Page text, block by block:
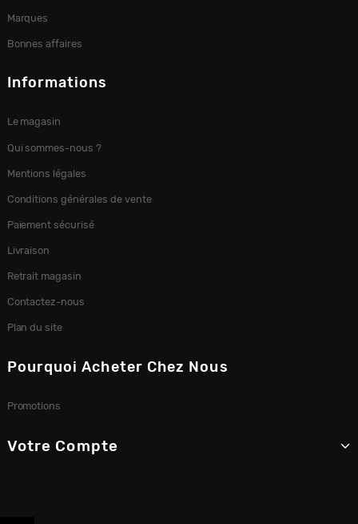
Marques
Bonnes affaires
Informations
Le magasin
Qui sommes-nous ?
Mentions légales
Conditions générales de vente
Paiement sécurisé
Livraison
Retrait magasin
Contactez-nous
Plan du site
Pourquoi Acheter Chez Nous
Promotions
Votre Compte